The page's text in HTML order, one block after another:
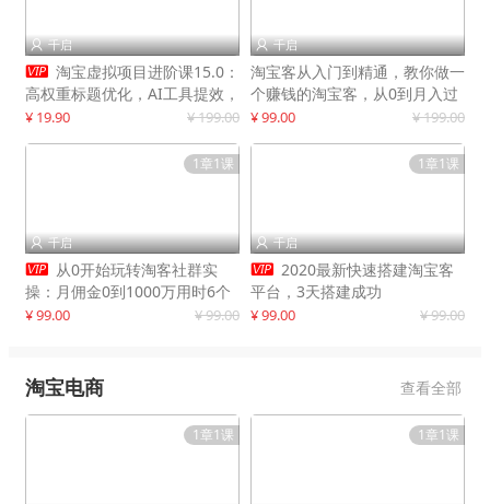
 千启
 淘宝虚拟项目进阶课15.0：
高权重标题优化，AI工具提效，
自动盈利模式搭建
¥ 19.90 ¥ 199.00
 千启
淘宝客从入门到精通，教你做一
个赚钱的淘宝客，从0到月入过
万
¥ 99.00 ¥ 199.00
1章1课
 千启
 从0开始玩转淘客社群实
操：月佣金0到1000万用时6个
月
¥ 99.00 ¥ 99.00
1章1课
 千启
 2020最新快速搭建淘宝客
平台，3天搭建成功
¥ 99.00 ¥ 99.00
淘宝电商 查看全部
1章1课 1章1课